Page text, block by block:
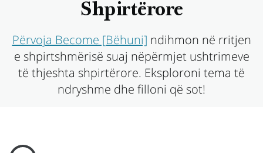
Shpirtërore
Përvoja Become [Bëhuni] ndihmon në rritjen
e shpirtshmërisë suaj nëpërmjet ushtrimeve
të thjeshta shpirtërore. Eksploroni tema të
ndryshme dhe filloni që sot!